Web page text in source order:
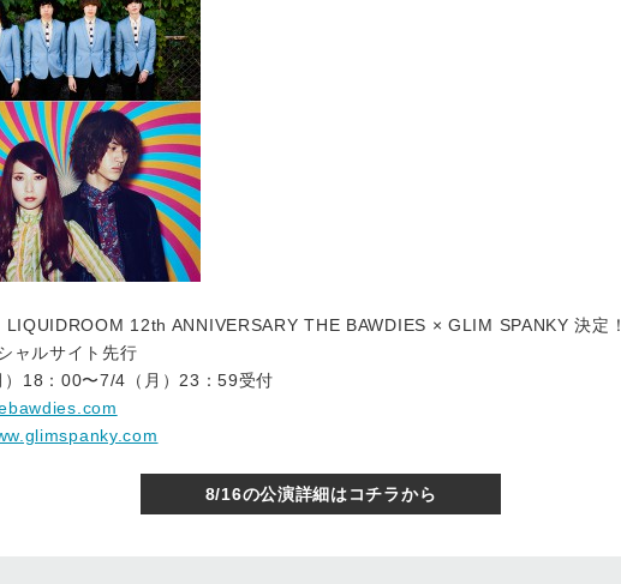
12th ANNIVERSARY THE BAWDIES × GLIM SPANKY 決定！
ャルサイト先行
18：00〜7/4（月）23：59受付
8/16の公演詳細はコチラから